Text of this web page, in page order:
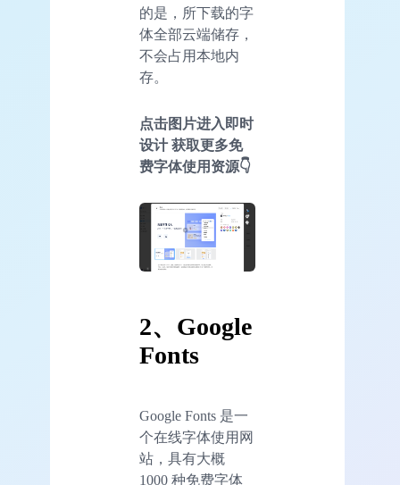
的是，所下载的字
体全部云端储存，
不会占用本地内
存。
点击图片进入即时
设计 获取更多免
费字体使用资源👇
2、 Google
Fonts
Google Fonts 是一
个在线字体使用网
站，具有大概
1000 种免费字体